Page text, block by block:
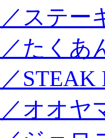
ステー
たくあ
STEAK
オオヤ